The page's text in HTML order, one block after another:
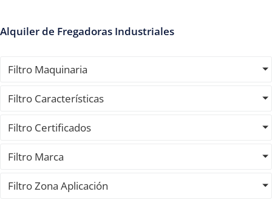
Alquiler de Fregadoras Industriales
Filtro Maquinaria
Filtro Características
Filtro Certificados
Filtro Marca
Filtro Zona Aplicación